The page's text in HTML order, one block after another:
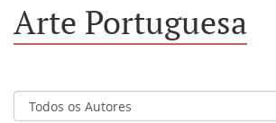
Arte Portuguesa